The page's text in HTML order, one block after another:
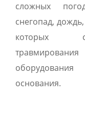
сложных
снегопад,
которых
оборудования
основания.